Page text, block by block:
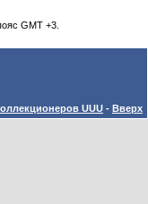
GMT +3.
UUU - Вверх